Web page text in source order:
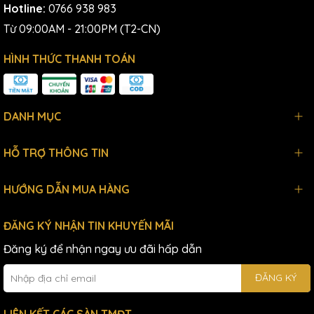
Hotline: 0766 938 983
Từ 09:00AM - 21:00PM (T2-CN)
HÌNH THỨC THANH TOÁN
DANH MỤC
HỖ TRỢ THÔNG TIN
HƯỚNG DẪN MUA HÀNG
ĐĂNG KÝ NHẬN TIN KHUYẾN MÃI
Đăng ký để nhận ngay ưu đãi hấp dẫn
ĐĂNG KÝ